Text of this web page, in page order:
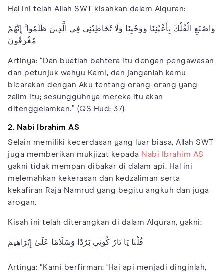
Hal ini telah Allah SWT kisahkan dalam Alquran:
وَاصْنَعِ الْفُلْكَ بِأَعْيُنِنَا وَوَحْيِنَا وَلَا تُخَاطِبْنِي فِي الَّذِينَ ظَلَمُوا ۚ إِنَّهُمْ
مُغْرَقُونَ
Artinya: “Dan buatlah bahtera itu dengan pengawasan
dan petunjuk wahyu Kami, dan janganlah kamu
bicarakan dengan Aku tentang orang-orang yang
zalim itu; sesungguhnya mereka itu akan
ditenggelamkan.” (QS Hud: 37)
2. Nabi Ibrahim AS
Selain memiliki kecerdasan yang luar biasa, Allah SWT
juga memberikan mukjizat kepada Nabi Ibrahim AS
yakni tidak mempan dibakar di dalam api. Hal ini
melemahkan kekerasan dan kedzaliman serta
kekafiran Raja Namrud yang begitu angkuh dan juga
arogan.
Kisah ini telah diterangkan di dalam Alquran, yakni:
قُلْنَا يَا نَارُ كُونِي بَرْدًا وَسَلَامًا عَلَىٰ إِبْرَاهِيمَ
Artinya: “Kami berfirman: ‘Hai api menjadi dinginlah,